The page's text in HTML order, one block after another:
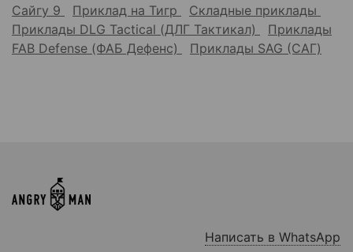
Сайгу 9
Приклад на Тигр
Складные приклады
Приклады DLG Tactical (ДЛГ Тактикал)
Приклады
FAB Defense (ФАБ Дефенс)
Приклады SAG (САГ)
Написать в WhatsApp